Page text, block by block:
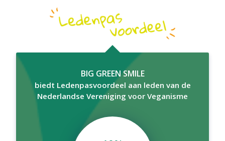
BIG GREEN SMILE
biedt Ledenpasvoordeel aan leden van de
Nederlandse Vereniging voor Veganisme